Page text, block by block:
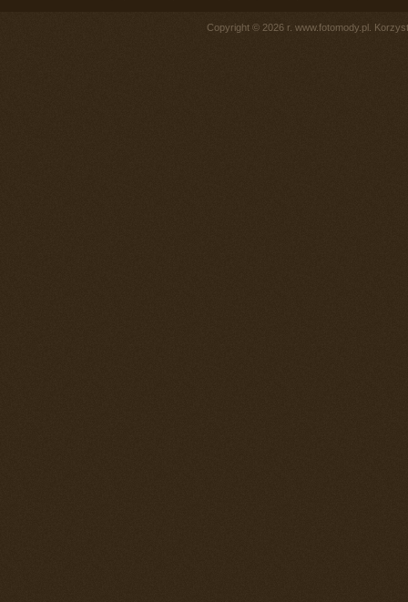
Copyright © 2026 r. www.fotomody.pl.